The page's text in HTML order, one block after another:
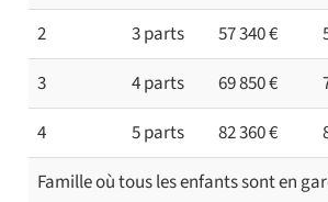
2
3 parts 57 340 €
3
4 parts 69 850 €
4
5 parts 82 360 €
Famille où tous les enfants sont en